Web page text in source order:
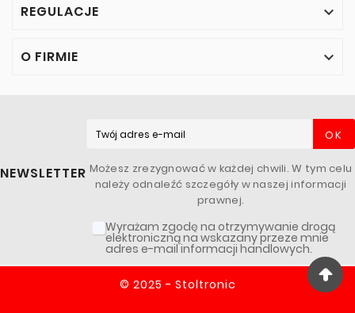
REGULACJE 
O FIRMIE 
NEWSLETTER
OK
Możesz zrezygnować w każdej chwili. W tym celu
należy odnaleźć szczegóły w naszej informacji
prawnej.
Wyrażam zgodę na otrzymywanie drogą
elektroniczną na wskazany przeze mnie
adres e-mail informacji handlowych.
© 2025 - Stoltronic